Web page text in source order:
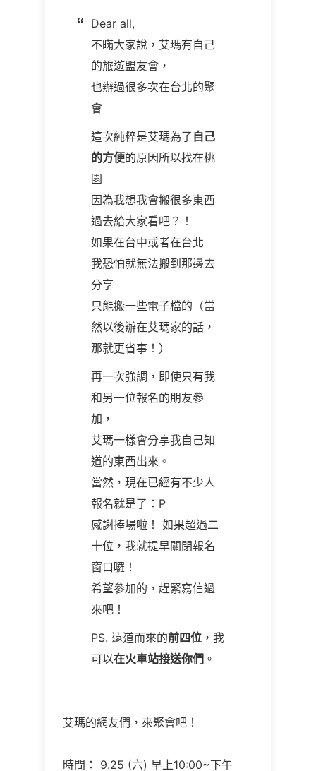
Dear all,
不瞞大家說，艾瑪有自己
的旅遊盟友會，
也辦過很多次在台北的聚
會
這次純粹是艾瑪為了 自己
的方便的原因所以找在桃
園
因為我想我會搬很多東西
過去給大家看吧？！
如果在台中或者在台北
我恐怕就無法搬到那邊去
分享
只能搬一些電子檔的（當
然以後辦在艾瑪家的話，
那就更省事！）
再一次強調，即使只有我
和另一位報名的朋友參
加，
艾瑪一樣會分享我自己知
道的東西出來。
當然，現在已經有不少人
報名就是了：P
感謝捧場啦！ 如果超過二
十位，我就提早關閉報名
窗口囉！
希望參加的，趕緊寫信過
來吧！
PS. 遠道而來的前四位 ，我
可以在火車站接送你們 。
艾瑪的網友們，來聚會吧！
時間： 9.25 (六) 早上10:00~下午